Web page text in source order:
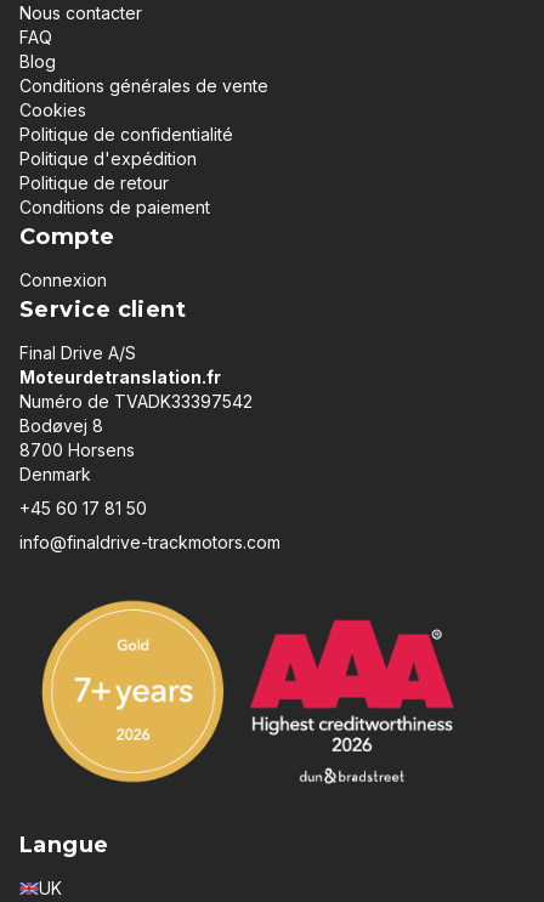
Nous contacter
FAQ
Blog
Conditions générales de vente
Cookies
Politique de confidentialité
Politique d'expédition
Politique de retour
Conditions de paiement
Compte
Connexion
Service client
Final Drive A/S
Moteurdetranslation.fr
Numéro de TVADK33397542
Bodøvej 8
8700 Horsens
Denmark
+45 60 17 81 50
info@finaldrive-trackmotors.com
Langue
UK